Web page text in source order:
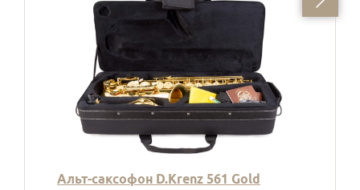
Альт-саксофон D.Krenz 561 Gold